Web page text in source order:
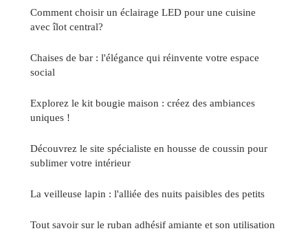
Comment choisir un éclairage LED pour une cuisine
avec îlot central?
Chaises de bar : l'élégance qui réinvente votre espace
social
Explorez le kit bougie maison : créez des ambiances
uniques !
Découvrez le site spécialiste en housse de coussin pour
sublimer votre intérieur
La veilleuse lapin : l'alliée des nuits paisibles des petits
Tout savoir sur le ruban adhésif amiante et son utilisation